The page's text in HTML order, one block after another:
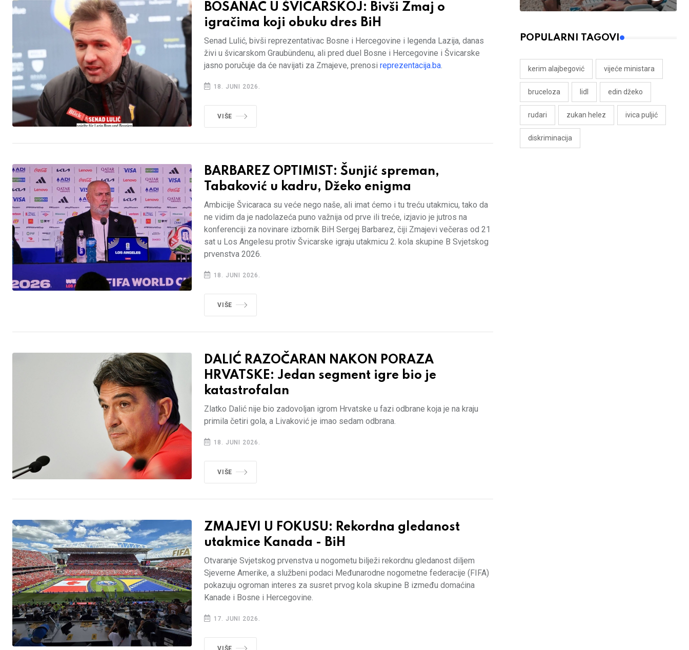
BOSANAC U ŠVICARSKOJ: Bivši Zmaj o
igračima koji obuku dres BiH
Senad Lulić, bivši reprezentativac Bosne i Hercegovine i legenda Lazija, danas
živi u švicarskom Graubündenu, ali pred duel Bosne i Hercegovine i Švicarske
jasno poručuje da će navijati za Zmajeve, prenosi reprezentacija.ba
18. JUNI 2026.
VIŠE
BARBAREZ OPTIMIST: Šunjić spreman,
Tabaković u kadru, Džeko enigma
Ambicije Švicaraca su veće nego naše, ali imat ćemo i tu treću utakmicu, tako da
ne vidim da je nadolazeća puno važnija od prve ili treće, izjavio je jutros na
konferenciji za novinare izbornik BiH Sergej Barbarez, čiji Zmajevi večeras od 21
sat u Los Angelesu protiv Švicarske igraju utakmicu 2. kola skupine B Svjetskog
prvenstva 2026.
18. JUNI 2026.
VIŠE
DALIĆ RAZOČARAN NAKON PORAZA
HRVATSKE: Jedan segment igre bio je
katastrofalan
Zlatko Dalić nije bio zadovoljan igrom Hrvatske u fazi odbrane koja je na kraju
primila četiri gola, a Livaković je imao sedam odbrana.
18. JUNI 2026.
VIŠE
ZMAJEVI U FOKUSU: Rekordna gledanost
utakmice Kanada - BiH
Otvaranje Svjetskog prvenstva u nogometu bilježi rekordnu gledanost diljem
Sjeverne Amerike, a službeni podaci Međunarodne nogometne federacije (FIFA)
pokazuju ogroman interes za susret prvog kola skupine B između domaćina
Kanade i Bosne i Hercegovine.
17. JUNI 2026.
VIŠE
POPULARNI TAGOVI
kerim alajbegović vijeće ministara
bruceloza lidl edin džeko
rudari zukan helez ivica puljić
diskriminacija